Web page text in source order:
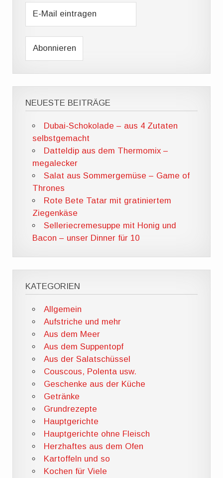
NEUESTE BEITRÄGE
Dubai-Schokolade – aus 4 Zutaten
selbstgemacht
Datteldip aus dem Thermomix –
megalecker
Salat aus Sommergemüse – Game of
Thrones
Rote Bete Tatar mit gratiniertem
Ziegenkäse
Selleriecremesuppe mit Honig und
Bacon – unser Dinner für 10
KATEGORIEN
Allgemein
Aufstriche und mehr
Aus dem Meer
Aus dem Suppentopf
Aus der Salatschüssel
Couscous, Polenta usw.
Geschenke aus der Küche
Getränke
Grundrezepte
Hauptgerichte
Hauptgerichte ohne Fleisch
Herzhaftes aus dem Ofen
Kartoffeln und so
Kochen für Viele